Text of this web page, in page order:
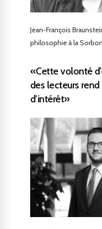
Jean-François
philosophie à la
«Cette volonté
des lecteurs
d’intérêt»